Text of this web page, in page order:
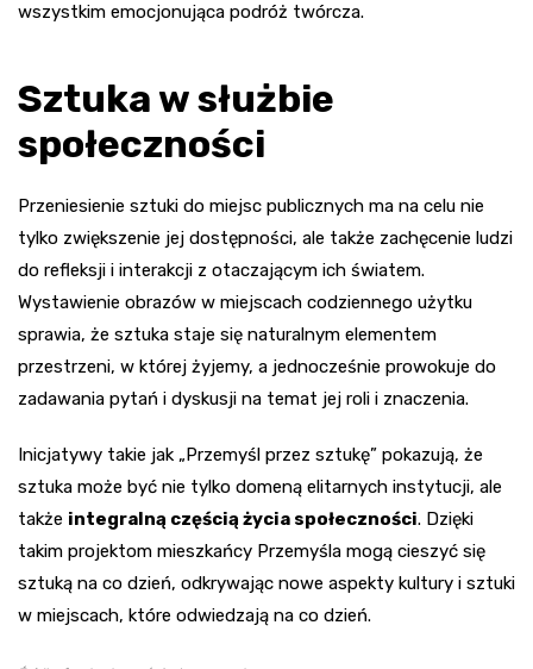
wszystkim emocjonująca podróż twórcza.
Sztuka w służbie
społeczności
Przeniesienie sztuki do miejsc publicznych ma na celu nie
tylko zwiększenie jej dostępności, ale także zachęcenie ludzi
do refleksji i interakcji z otaczającym ich światem.
Wystawienie obrazów w miejscach codziennego użytku
sprawia, że sztuka staje się naturalnym elementem
przestrzeni, w której żyjemy, a jednocześnie prowokuje do
zadawania pytań i dyskusji na temat jej roli i znaczenia.
Inicjatywy takie jak „Przemyśl przez sztukę” pokazują, że
sztuka może być nie tylko domeną elitarnych instytucji, ale
także integralną częścią życia społeczności. Dzięki
takim projektom mieszkańcy Przemyśla mogą cieszyć się
sztuką na co dzień, odkrywając nowe aspekty kultury i sztuki
w miejscach, które odwiedzają na co dzień.